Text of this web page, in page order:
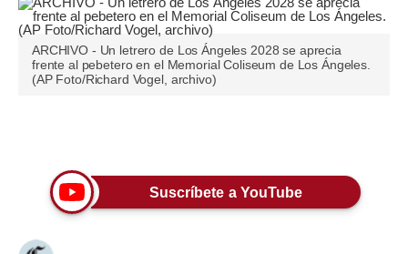
Opinión
Editorial
Tendencias
Lujo
Viajes
ARCHIVO - Un letrero de Los Ángeles 2028 se aprecia
frente al pebetero en el Memorial Coliseum de Los Ángeles.
(AP Foto/Richard Vogel, archivo)
Suscríbete a YouTube